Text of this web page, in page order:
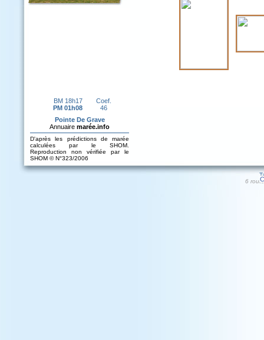
6